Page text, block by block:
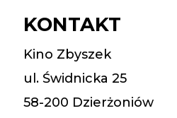
KONTAKT
Kino Zbyszek
ul. Świdnicka 25
58-200 Dzierżoniów